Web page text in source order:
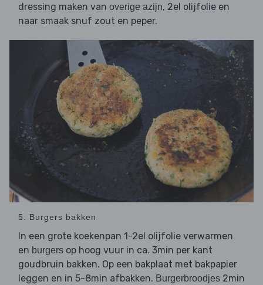
dressing maken van overige azijn, 2el olijfolie en
naar smaak snuf zout en peper.
5. Burgers bakken
In een grote koekenpan 1-2el olijfolie verwarmen
en burgers op hoog vuur in ca. 3min per kant
goudbruin bakken. Op een bakplaat met bakpapier
leggen en in 5-8min afbakken. Burgerbroodjes 2min